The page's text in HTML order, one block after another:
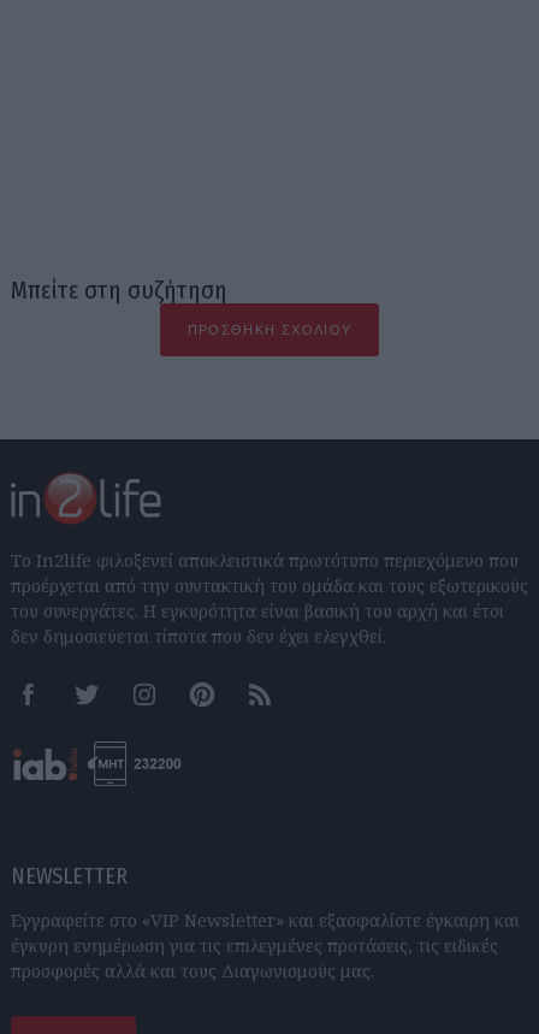
Μπείτε στη συζήτηση
ΠΡΟΣΘΉΚΗ ΣΧΟΛΊΟΥ
Το In2life φιλοξενεί αποκλειστικά πρωτότυπο περιεχόμενο που
προέρχεται από την συντακτική του ομάδα και τους εξωτερικούς
του συνεργάτες. Η εγκυρότητα είναι βασική του αρχή και έτσι
δεν δημοσιεύεται τίποτα που δεν έχει ελεγχθεί.
FacebookTwitter InstagramPinterestRSS feeds
NEWSLETTER
Εγγραφείτε στο «VIP Newsletter» και εξασφαλίστε έγκαιρη και
έγκυρη ενημέρωση για τις επιλεγμένες προτάσεις, τις ειδικές
προσφορές αλλά και τους Διαγωνισμούς μας.